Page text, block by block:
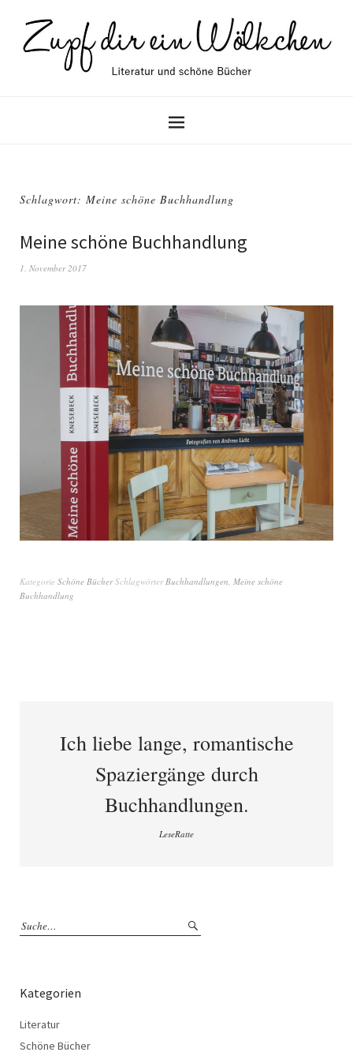
Schlagwort: Meine schöne Buchhandlung
Meine schöne Buchhandlung
1. November 2017
Kategorie Schöne Bücher SchlagwörterBuchhandlungen, Meine schöne
Buchhandlung
Ich liebe lange, romantische
Spaziergänge durch
Buchhandlungen.
LeseRatte
Kategorien
Literatur
Schöne Bücher